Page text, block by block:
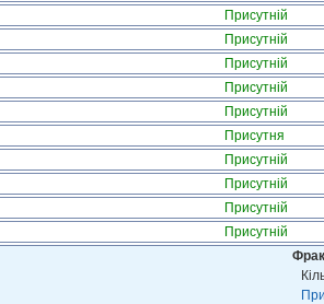
Присутній
Присутній
Присутній
Присутній
Присутній
Присутня
Присутній
Присутній
Присутній
Присутній